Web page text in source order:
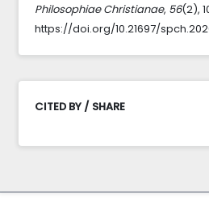
Philosophiae Christianae, 56(2),
https://doi.org/10.21697/
CITED BY / SHARE